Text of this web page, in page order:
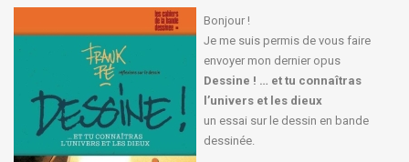
Bonjour !
Je me suis permis de vous faire
envoyer mon dernier opus
Dessine ! … et tu connaîtras
l’univers et les dieux
un essai sur le dessin en bande
dessinée.